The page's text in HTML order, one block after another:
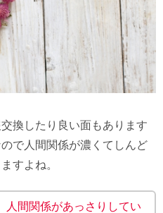
換したり良い面もあります
で人間関係が濃くてしんど
すよね。
人間関係があっさりしてい